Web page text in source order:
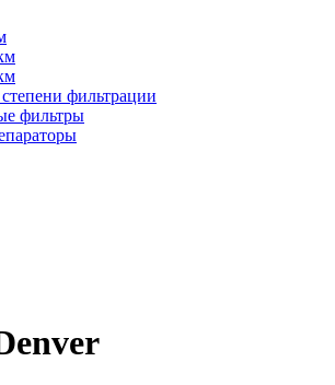
фильтрации
фильтры